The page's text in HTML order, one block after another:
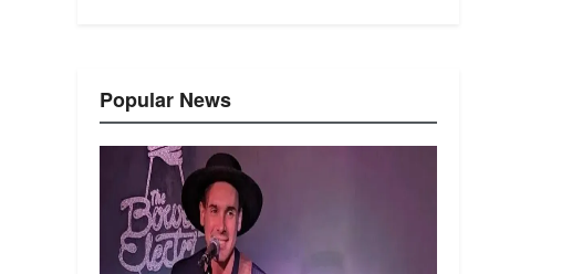
Popular News